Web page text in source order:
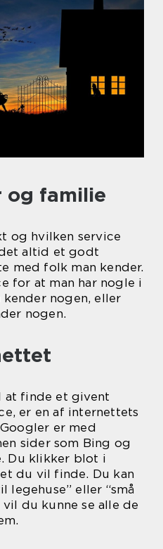
og familie
og hvilken service
altid et godt
med folk man kender.
for at man har nogle i
nogen, eller
nogen.
finde et givent
er en af internettets
er med
sider som Bing og
Du klikker blot i
du vil finde. Du kan
legehuse” eller “små
du kunne se alle de